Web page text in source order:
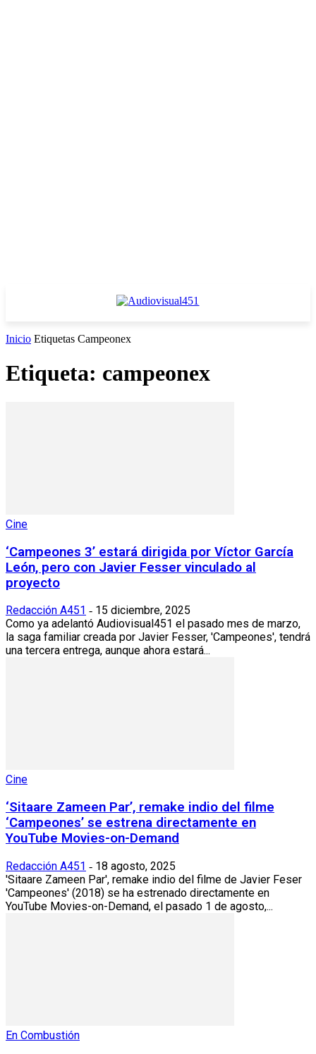
Inicio Etiquetas Campeonex
Etiqueta: campeonex
Cine
‘Campeones 3’ estará dirigida por Víctor García
León, pero con Javier Fesser vinculado al
proyecto
Redacción A451 - 15 diciembre, 2025
Como ya adelantó Audiovisual451 el pasado mes de marzo,
la saga familiar creada por Javier Fesser, 'Campeones', tendrá
una tercera entrega, aunque ahora estará...
Cine
‘Sitaare Zameen Par’, remake indio del filme
‘Campeones’ se estrena directamente en
YouTube Movies-on-Demand
Redacción A451 - 18 agosto, 2025
'Sitaare Zameen Par', remake indio del filme de Javier Feser
'Campeones' (2018) se ha estrenado directamente en
YouTube Movies-on-Demand, el pasado 1 de agosto,...
En Combustión